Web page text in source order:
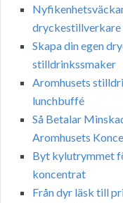
dryckestillverkare
Skapa din egen
stilldrinkssmaker
Aromhusets
lunchbuffé
Så Betalar
Aromhusets
Byt kylutrymmet
koncentrat
Från dyr läsk till